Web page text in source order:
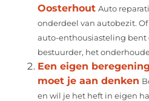
Oosterhout Auto
onderdeel van autobezit.
auto-enthousiasteling bent
bestuurder, het
Een eigen
moet je aan denken
en wil je het heft in eigen